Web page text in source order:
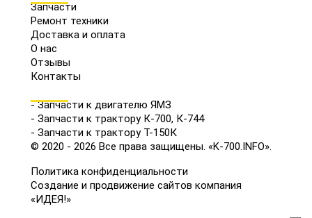
Запчасти
Ремонт техники
Доставка и оплата
О нас
Отзывы
Контакты
- Запчасти к двигателю ЯМЗ
- Запчасти к трактору К-700, К-744
- Запчасти к трактору Т-150К
© 2020 - 2026 Все права защищены. «K-700.INFO».
Политика конфиденциальности
Создание и продвижение сайтов компания
«ИДЕЯ!»